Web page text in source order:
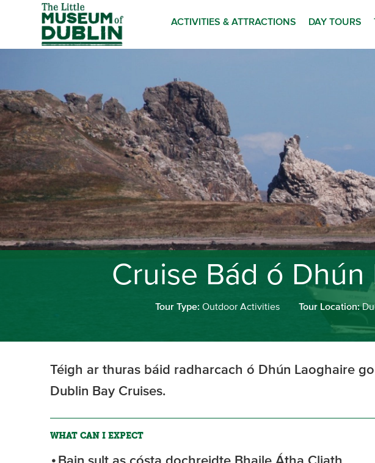
ACTIVITIES & ATTRACTIONS DAY TOURS
Cruise Bád ó
Tour Type: Outdoor Activities Tour Location:
Téigh ar thuras báid radharcach ó Dhún Laoghaire
Dublin Bay Cruises.
WHAT CAN I EXPECT